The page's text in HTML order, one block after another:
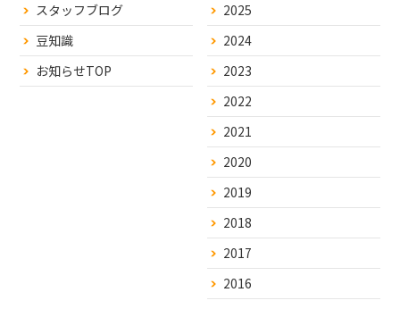
スタッフブログ
豆知識
お知らせTOP
2025
2024
2023
2022
2021
2020
2019
2018
2017
2016